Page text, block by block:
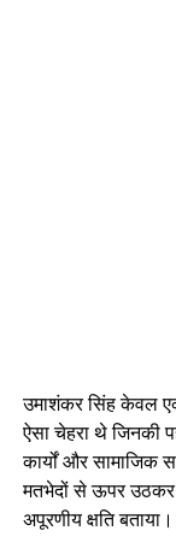
उमाशंकर सिंह केवल
ऐसा चेहरा थे जिनकी
कार्यों और सामाजिक
मतभेदों से ऊपर
अपूरणीय क्षति बताया।